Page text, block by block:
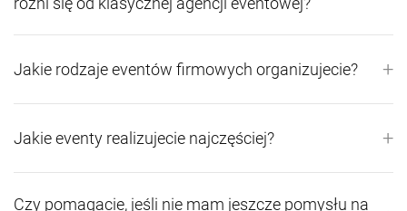
Jakie rodzaje eventów firmowych organizujecie? +
Jakie eventy realizujecie najczęściej? +
Czy pomagacie, jeśli nie mam jeszcze pomysłu na